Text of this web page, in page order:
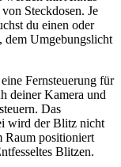
Steckdosen. Je
du einen oder
dem Umgebungslicht
Fernsteuerung für
deiner Kamera und
Das
wird der Blitz nicht
Raum positioniert
Blitzen.